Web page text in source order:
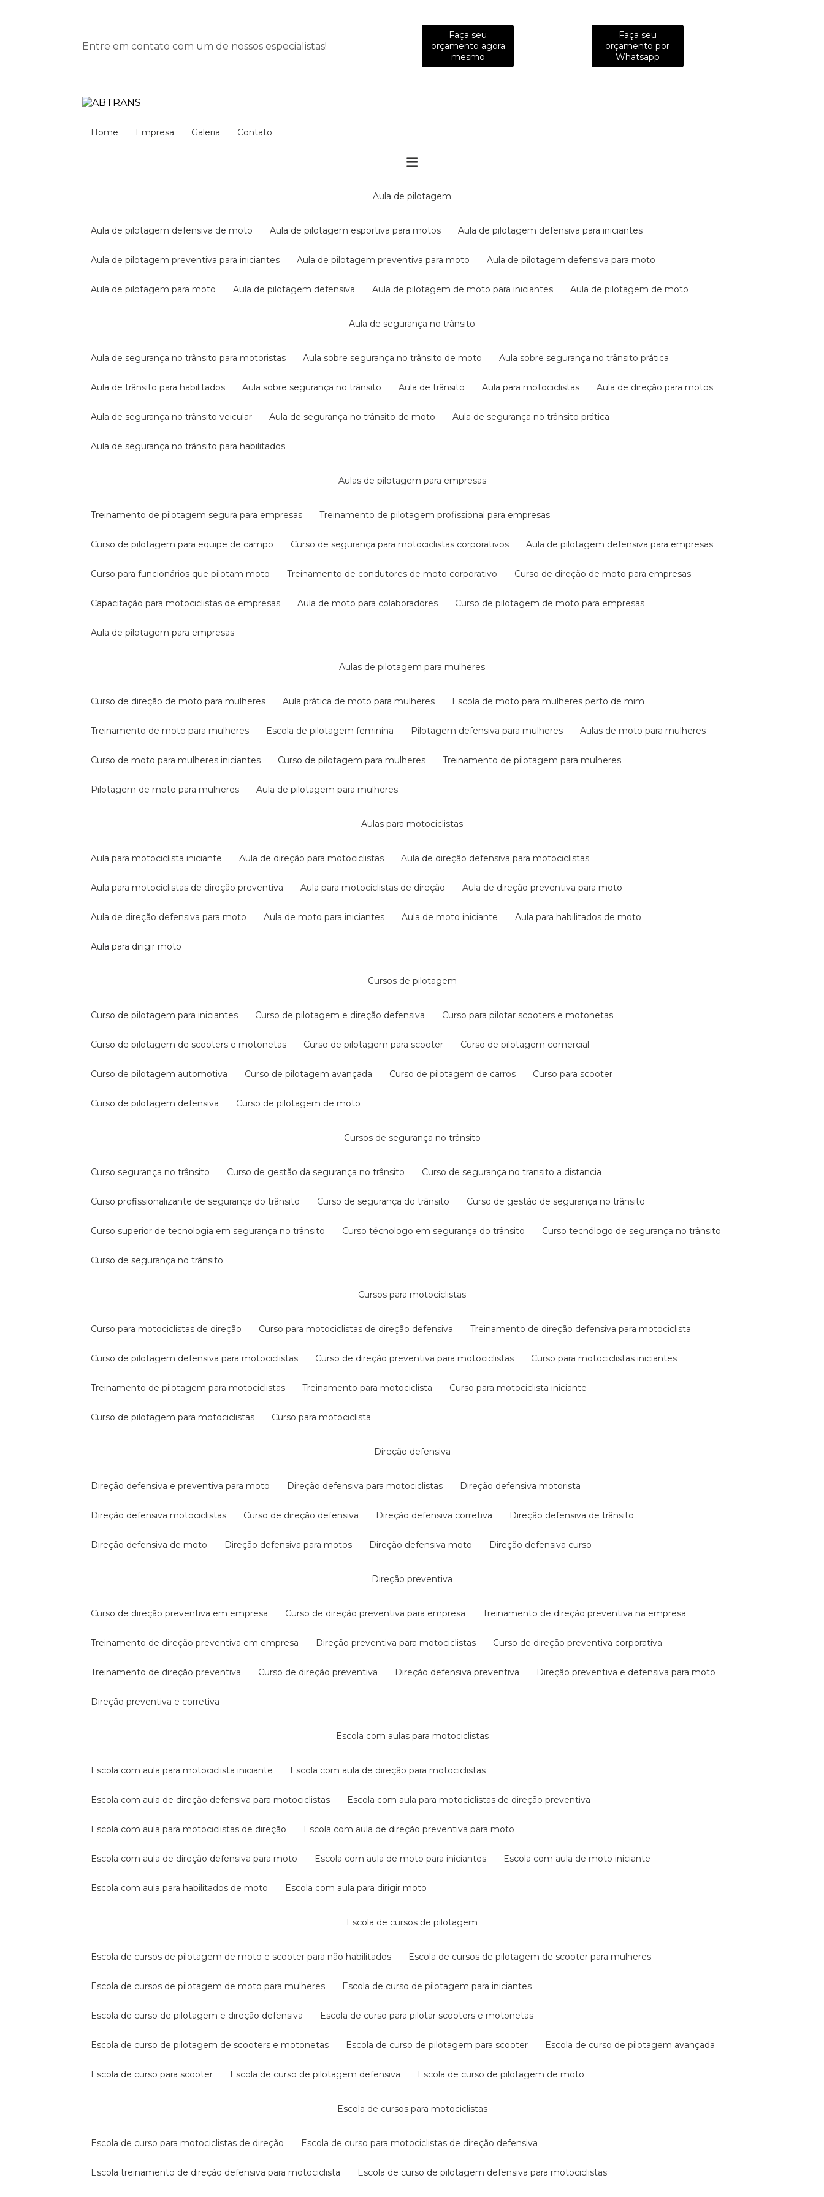
Entre em contato com um de nossos especialistas!
Faça seu
orçamento agora
mesmo
Faça seu
orçamento por
Whatsapp
Home Empresa Galeria Contato
aula de pilotagem
aula de pilotagem defensiva de moto aula de pilotagem esportiva para motos aula de pilotagem defensiva para iniciantes
aula de pilotagem preventiva para iniciantes aula de pilotagem preventiva para moto aula de pilotagem defensiva para moto
aula de pilotagem para moto aula de pilotagem defensiva aula de pilotagem de moto para iniciantes aula de pilotagem de moto
aula de segurança no trânsito
aula de segurança no trânsito para motoristas aula sobre segurança no trânsito de moto aula sobre segurança no trânsito prática
aula de trânsito para habilitados aula sobre segurança no trânsito aula de trânsito aula para motociclistas aula de direção para motos
aula de segurança no trânsito veicular aula de segurança no trânsito de moto aula de segurança no trânsito prática
aula de segurança no trânsito para habilitados
aulas de pilotagem para empresas
treinamento de pilotagem segura para empresas treinamento de pilotagem profissional para empresas
curso de pilotagem para equipe de campo curso de segurança para motociclistas corporativos aula de pilotagem defensiva para empresas
curso para funcionários que pilotam moto treinamento de condutores de moto corporativo curso de direção de moto para empresas
capacitação para motociclistas de empresas aula de moto para colaboradores curso de pilotagem de moto para empresas
aula de pilotagem para empresas
aulas de pilotagem para mulheres
curso de direção de moto para mulheres aula prática de moto para mulheres escola de moto para mulheres perto de mim
treinamento de moto para mulheres escola de pilotagem feminina pilotagem defensiva para mulheres aulas de moto para mulheres
curso de moto para mulheres iniciantes curso de pilotagem para mulheres treinamento de pilotagem para mulheres
pilotagem de moto para mulheres aula de pilotagem para mulheres
aulas para motociclistas
aula para motociclista iniciante aula de direção para motociclistas aula de direção defensiva para motociclistas
aula para motociclistas de direção preventiva aula para motociclistas de direção aula de direção preventiva para moto
aula de direção defensiva para moto aula de moto para iniciantes aula de moto iniciante aula para habilitados de moto
aula para dirigir moto
cursos de pilotagem
curso de pilotagem para iniciantes curso de pilotagem e direção defensiva curso para pilotar scooters e motonetas
curso de pilotagem de scooters e motonetas curso de pilotagem para scooter curso de pilotagem comercial
curso de pilotagem automotiva curso de pilotagem avançada curso de pilotagem de carros curso para scooter
curso de pilotagem defensiva curso de pilotagem de moto
cursos de segurança no trânsito
curso segurança no trânsito curso de gestão da segurança no trânsito curso de segurança no transito a distancia
curso profissionalizante de segurança do trânsito curso de segurança do trânsito curso de gestão de segurança no trânsito
curso superior de tecnologia em segurança no trânsito curso técnologo em segurança do trânsito curso tecnólogo de segurança no trânsito
curso de segurança no trânsito
cursos para motociclistas
curso para motociclistas de direção curso para motociclistas de direção defensiva treinamento de direção defensiva para motociclista
curso de pilotagem defensiva para motociclistas curso de direção preventiva para motociclistas curso para motociclistas iniciantes
treinamento de pilotagem para motociclistas treinamento para motociclista curso para motociclista iniciante
curso de pilotagem para motociclistas curso para motociclista
direção defensiva
direção defensiva e preventiva para moto direção defensiva para motociclistas direção defensiva motorista
direção defensiva motociclistas curso de direção defensiva direção defensiva corretiva direção defensiva de trânsito
direção defensiva de moto direção defensiva para motos direção defensiva moto direção defensiva curso
direção preventiva
curso de direção preventiva em empresa curso de direção preventiva para empresa treinamento de direção preventiva na empresa
treinamento de direção preventiva em empresa direção preventiva para motociclistas curso de direção preventiva corporativa
treinamento de direção preventiva curso de direção preventiva direção defensiva preventiva direção preventiva e defensiva para moto
direção preventiva e corretiva
escola com aulas para motociclistas
escola com aula para motociclista iniciante escola com aula de direção para motociclistas
escola com aula de direção defensiva para motociclistas escola com aula para motociclistas de direção preventiva
escola com aula para motociclistas de direção escola com aula de direção preventiva para moto
escola com aula de direção defensiva para moto escola com aula de moto para iniciantes escola com aula de moto iniciante
escola com aula para habilitados de moto escola com aula para dirigir moto
escola de cursos de pilotagem
escola de cursos de pilotagem de moto e scooter para não habilitados escola de cursos de pilotagem de scooter para mulheres
escola de cursos de pilotagem de moto para mulheres escola de curso de pilotagem para iniciantes
escola de curso de pilotagem e direção defensiva escola de curso para pilotar scooters e motonetas
escola de curso de pilotagem de scooters e motonetas escola de curso de pilotagem para scooter escola de curso de pilotagem avançada
escola de curso para scooter escola de curso de pilotagem defensiva escola de curso de pilotagem de moto
escola de cursos para motociclistas
escola de curso para motociclistas de direção escola de curso para motociclistas de direção defensiva
escola treinamento de direção defensiva para motociclista escola de curso de pilotagem defensiva para motociclistas